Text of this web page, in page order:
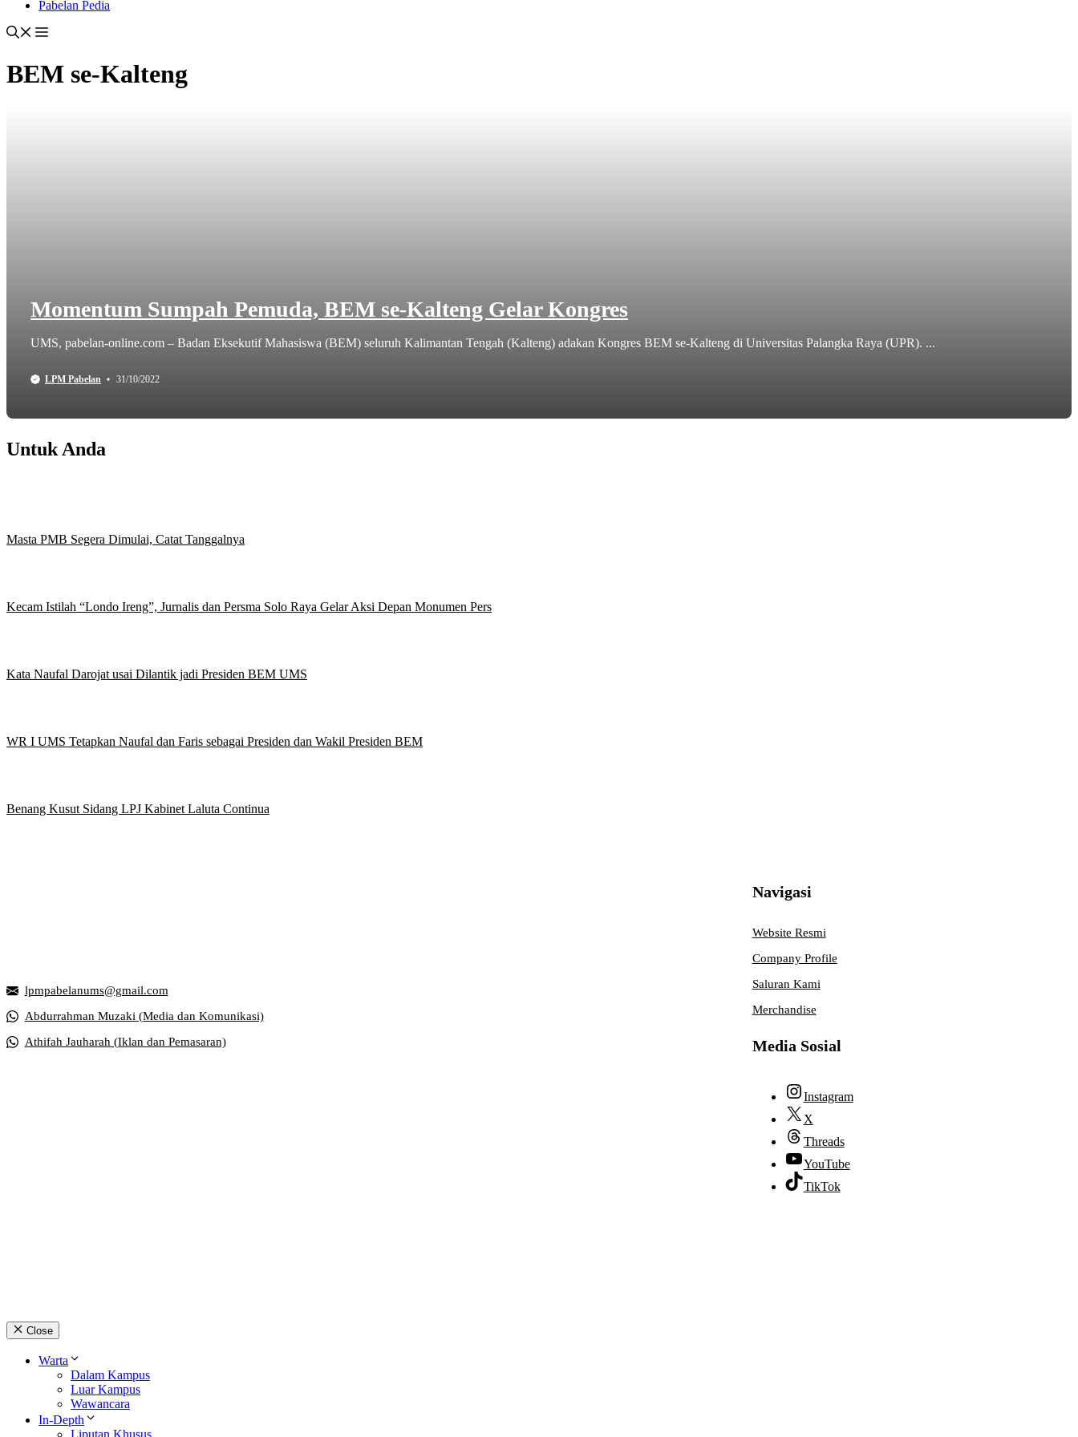
Pabelan Pedia
BEM se-Kalteng
Momentum Sumpah Pemuda, BEM se-Kalteng Gelar Kongres
UMS, pabelan-online.com – Badan Eksekutif Mahasiswa (BEM) seluruh Kalimantan Tengah (Kalteng) adakan Kongres BEM se-Kalteng di Universitas Palangka Raya (UPR). ...
LPM Pabelan 31/10/2022
Untuk Anda
Masta PMB Segera Dimulai, Catat Tanggalnya
Kecam Istilah “Londo Ireng”, Jurnalis dan Persma Solo Raya Gelar Aksi Depan Monumen Pers
Kata Naufal Darojat usai Dilantik jadi Presiden BEM UMS
WR I UMS Tetapkan Naufal dan Faris sebagai Presiden dan Wakil Presiden BEM
Benang Kusut Sidang LPJ Kabinet Laluta Continua
lpmpabelanums@gmail.com
Abdurrahman Muzaki (Media dan Komunikasi)
Athifah Jauharah (Iklan dan Pemasaran)
Navigasi
Website Resmi
Company Profile
Saluran Kami
Merchandise
Media Sosial
Instagram
X
Threads
YouTube
TikTok
Close
Warta
Dalam Kampus
Luar Kampus
Wawancara
In-Depth